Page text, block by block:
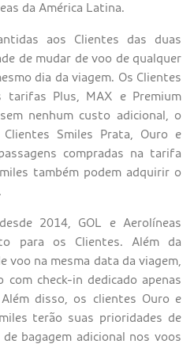
da América Latina.
aos Clientes das duas
de mudar de voo de qualquer
dia da viagem. Os Clientes
tarifas Plus, MAX e Premium
nenhum custo adicional, o
Smiles Prata, Ouro e
compradas na tarifa
também podem adquirir o
2014, GOL e Aerolíneas
para os Clientes. Além da
voo na mesma data da viagem,
check-in dedicado apenas
disso, os clientes Ouro e
terão suas prioridades de
bagagem adicional nos voos